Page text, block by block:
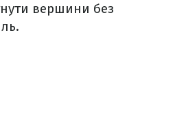
вершини без